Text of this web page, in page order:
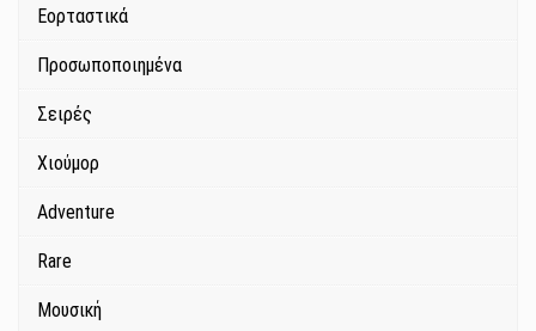
Εορταστικά
Προσωποποιημένα
Σειρές
Χιούμορ
Adventure
Rare
Μουσική